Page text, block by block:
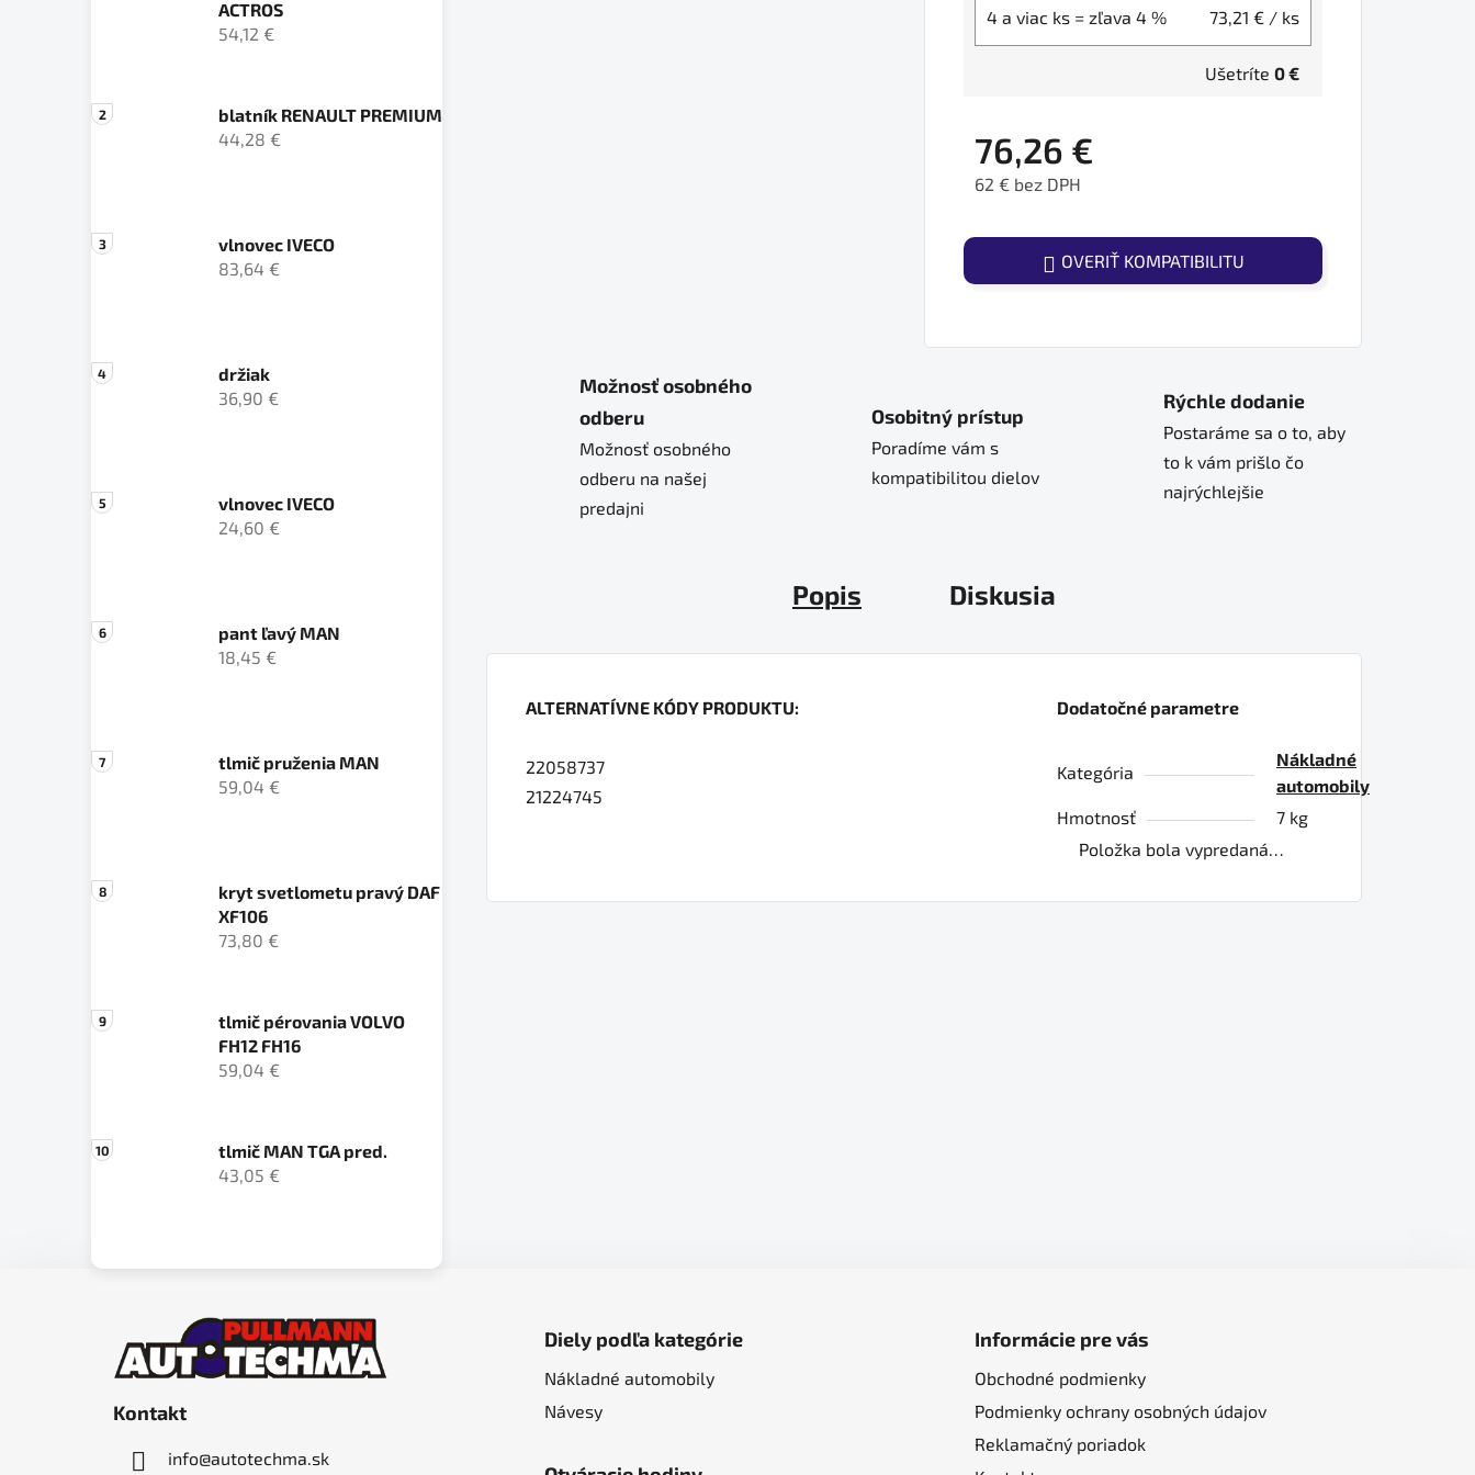
ACTROS
54,12 €
blatník RENAULT PREMIUM
44,28 €
vlnovec IVECO
83,64 €
držiak
36,90 €
vlnovec IVECO
24,60 €
pant ľavý MAN
18,45 €
tlmič pruženia MAN
59,04 €
kryt svetlometu pravý DAF
XF106
73,80 €
tlmič pérovania VOLVO
FH12 FH16
59,04 €
tlmič MAN TGA pred.
43,05 €
4 a viac ks = zľava 4 % 73,21 € / ks
Ušetríte 0 €
76,26 €
62 € bez DPH
OVERIŤ KOMPATIBILITU
Možnosť osobného
odberu
Možnosť osobného
odberu na našej
predajni
Osobitný prístup
Poradíme vám s
kompatibilitou dielov
Rýchle dodanie
Postaráme sa o to, aby
to k vám prišlo čo
najrýchlejšie
Popis Diskusia
ALTERNATÍVNE KÓDY PRODUKTU:
22058737
21224745
Dodatočné parametre
Kategória
Nákladné
automobily
Hmotnosť
7 kg
Položka bola vypredaná…
Kontakt
info@autotechma.sk
Diely podľa kategórie
Nákladné automobily
Návesy
Informácie pre vás
Obchodné podmienky
Podmienky ochrany osobných údajov
Reklamačný poriadok